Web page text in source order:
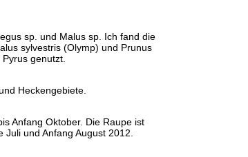
sp. und Malus sp. Ich fand die
sylvestris (Olymp) und Prunus
genutzt.
Heckengebiete.
Anfang Oktober. Die Raupe ist
und Anfang August 2012.